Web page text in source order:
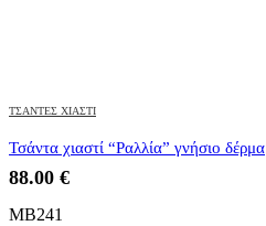
ΤΣΑΝΤΕΣ ΧΙΑΣΤΙ
Τσάντα χιαστί “Ραλλία” γνήσιο δέρμα
88.00 €
MB241